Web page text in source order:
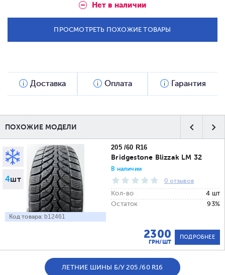
Нет в наличии
ПРОСМОТРЕТЬ ПОХОЖИЕ ТОВАРЫ
Доставка Оплата Гарантия
ПОХОЖИЕ МОДЕЛИ
4шт
Код товара: b12461
205 /60 R16
Bridgestone Blizzak LM 32
В наличии
0 отзывов
Кол-во
4 шт
Остаток
93%
2300
ГРН/ШТ
ПОДРОБНЕЕ
ЛЕТНИЕ ШИНЫ Б/У 205 /60 R16